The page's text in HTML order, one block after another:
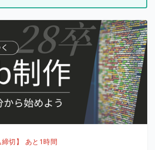
締切】 あと1時間